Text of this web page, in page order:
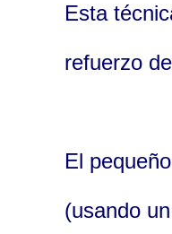
Esta
refuerzo
El
(usando